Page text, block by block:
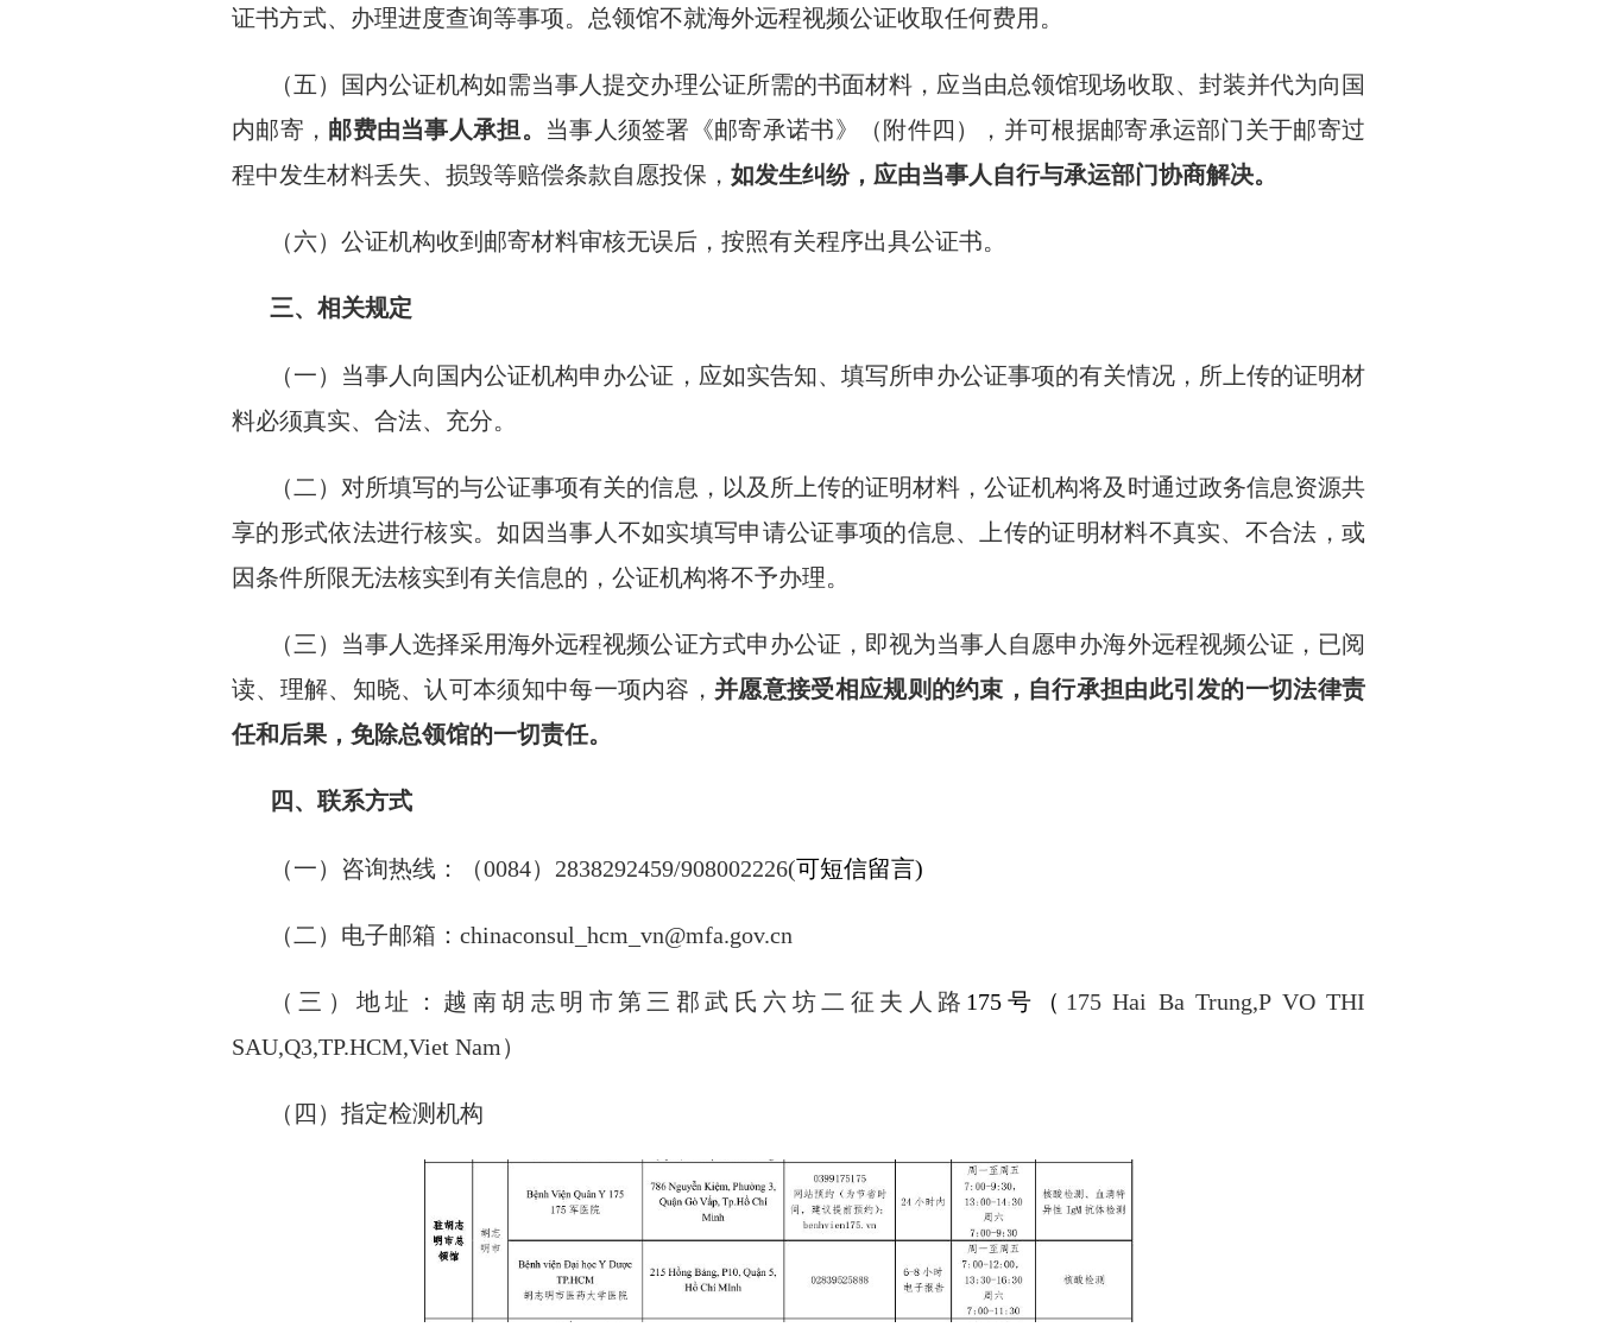
证书方式、办理进度查询等事项。总领馆不就海外远程视频公证收取任何费用。
（五）国内公证机构如需当事人提交办理公证所需的书面材料，应当由总领馆现场收取、封装并代为向国
内邮寄， 邮费由当事人承担。 当事人须签署《邮寄承诺书》（附件四），并可根据邮寄承运部门关于邮寄过
程中发生材料丢失、损毁等赔偿条款自愿投保， 如发生纠纷，应由当事人自行与承运部门协商解决。
（六）公证机构收到邮寄材料审核无误后，按照有关程序出具公证书。
三、相关规定
（一）当事人向国内公证机构申办公证，应如实告知、填写所申办公证事项的有关情况，所上传的证明材
料必须真实、合法、充分。
（二）对所填写的与公证事项有关的信息，以及所上传的证明材料，公证机构将及时通过政务信息资源共
享的形式依法进行核实。如因当事人不如实填写申请公证事项的信息、上传的证明材料不真实、不合法，或
因条件所限无法核实到有关信息的，公证机构将不予办理。
（三）当事人选择采用海外远程视频公证方式申办公证，即视为当事人自愿申办海外远程视频公证，已阅
读、理解、知晓、认可本须知中每一项内容， 并愿意接受相应规则的约束，自行承担由此引发的一切法律责
任和后果，免除总领馆的一切责任。
四、联系方式
（一）咨询热线：（0084） 2838292459/908002226(可短信留言)
（二）电子邮箱： chinaconsul_hcm_vn@mfa.gov.cn
（三）地址：越南胡志明市第三郡武氏六坊二征夫人路 175 号（ 175 Hai Ba Trung,P VO THI
SAU,Q3,TP.HCM,Viet Nam ）
（四）指定检测机构